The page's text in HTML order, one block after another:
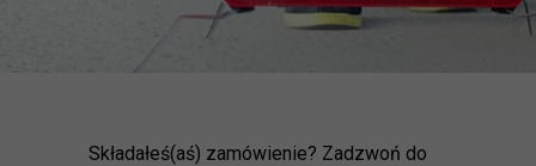
Składałeś(aś) zamówienie? Zadzwoń do